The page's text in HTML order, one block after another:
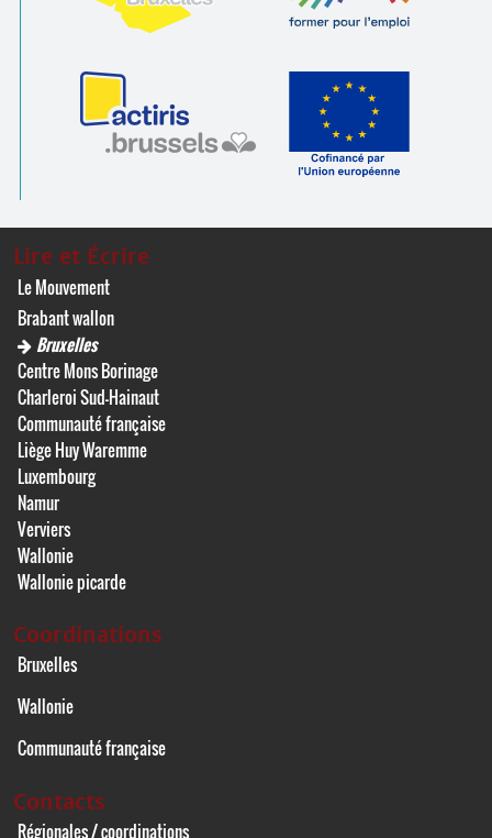
Lire et Écrire
Le Mouvement
Brabant wallon
Bruxelles
Centre Mons Borinage
Charleroi Sud-Hainaut
Communauté française
Liège Huy Waremme
Luxembourg
Namur
Verviers
Wallonie
Wallonie picarde
Coordinations
Bruxelles
Wallonie
Communauté française
Contacts
Régionales / coordinations